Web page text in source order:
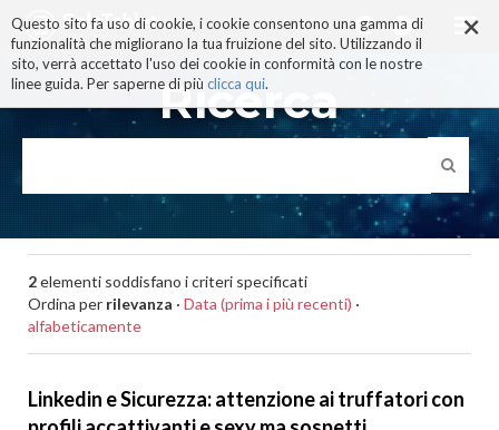
×
Questo sito fa uso di cookie, i cookie consentono una gamma di
funzionalità che migliorano la tua fruizione del sito. Utilizzando il
sito, verrà accettato l'uso dei cookie in conformità con le nostre
linee guida. Per saperne di più clicca qui.
ai
contenuti.
|
alla
navigazione
Ricerca
2elementi soddisfano i criteri specificati
Ordina per rilevanza · Data (prima i più recenti) ·
alfabeticamente
Linkedin e Sicurezza: attenzione ai truffatori con